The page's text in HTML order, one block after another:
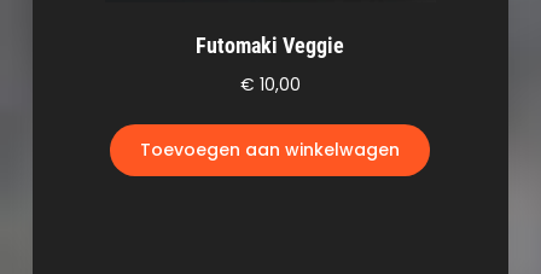
Futomaki Veggie
€ 10,00
Toevoegen aan winkelwagen